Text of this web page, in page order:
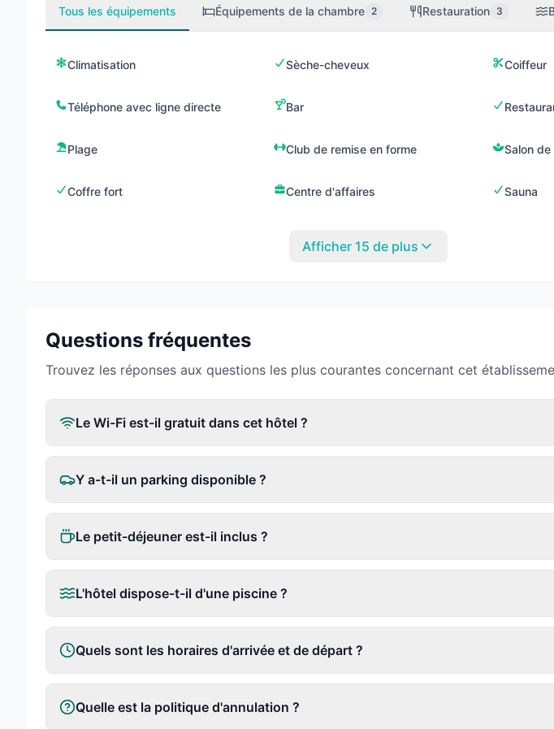
Tous les équipements Équipements de la chambre 2 Restauration 3
Climatisation Sèche-cheveux Coiffeur
Téléphone avec ligne directe Bar
Plage Club de remise en forme Salon de
Coffre fort Centre d'affaires Sauna
Afficher 15 de plus
Questions fréquentes
Trouvez les réponses aux questions les plus courantes concernant cet
Le Wi-Fi est-il gratuit dans cet hôtel ?
Y a-t-il un parking disponible ?
Le petit-déjeuner est-il inclus ?
L'hôtel dispose-t-il d'une piscine ?
Quels sont les horaires d'arrivée et de départ ?
Quelle est la politique d'annulation ?